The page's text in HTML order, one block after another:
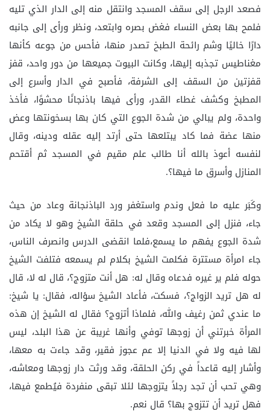
فصعد الرجل إلى سقف المسجد وانتقل منه إلى الدار الذي تليه
فلمح بها بعض النساء فغض بصره وابتعد، ونظر ورأى إلى جانبه
دارًا خاليًا وشم رائحة الطبخ تصدر منها، فأحس من جوعه كأنها
مغناطيس تجذبه إليها، وكانت البيوت جميعها من دور واحد، قفز
قفزتين من السقف إلى الشرفة، فأصبح في الدار وأسرع إلى
المطبخ وكشف غطاء القدر، ورأى فيها باذنجانًا محشوًا، فأخذ
واحدة، ولم يبالي من شدة الجوع التي كان بها بسخونتها وعض
منها عضة فما كاد يبتلعها حتى أرتد إليه عقله ودينه، وقال
لنفسه أعوذ بالله أنا طالب علم مقيم في المسجد ثم أقتحم
المنازل وأسرق ما فيها؟.
وكَبَر عليه ما فعل وندم واستغفر ورد الباذنجانة وعاد من حيث
جاء، فنزل إلى المسجد وقعد في حلقة الشيخ وهو لا يكاد من
شدة الجوع يفهم ما يسمع،فلما انقضى الدرس وانصرف الناس،
جاء امرأة مستترة فكلمت الشيخ بكلام لم يسمعه فتلفت الشيخ
حوله فلم ير غيره فدعاه وقال له: هل أنت متزوج؟، قال له لا، قال
له هل تريد الزواج؟، فسكت، فأعاد الشيخ سؤاله، فقال: يا شيخ:
ما عندي ثمن رغيف والله، فلماذا أتزوج؟ فقال له الشيخ إن هذه
المرأة خبرتني أن زوجها توفي وأنها غريبة عن هذا البلد، ليس
لها فيه ولا في الدنيا إلا عم عجوز فقير، وقد جاءت به معها،
وأشار إليه قاعداً في ركن الحلقة، وقد ورثت دار زوجها ومعاشه،
وهي تحب أن تجد رجلاً يتزوجها لئلا تبقى منفردة فيُطمع فيها،
فهل تريد أن تتزوج بها؟ قال نعم.